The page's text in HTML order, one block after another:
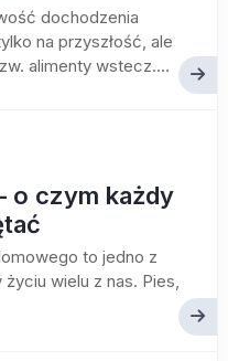
dochodzenia
na przyszłość, ale
alimenty wstecz....
o czym każdy
to jedno z
wielu z nas. Pies,